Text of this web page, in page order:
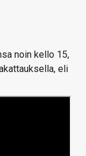
noin kello 15,
eli